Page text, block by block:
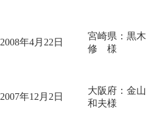
2008年4月22日
宮崎県：黒
修 様
2007年12月2日
大阪府：金
和夫様